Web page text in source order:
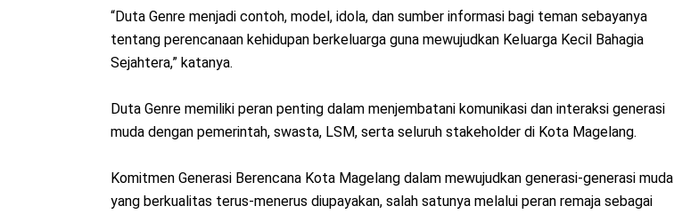
“Duta Genre menjadi contoh, model, idola, dan sumber informasi bagi teman sebayanya
tentang perencanaan kehidupan berkeluarga guna mewujudkan Keluarga Kecil Bahagia
Sejahtera,” katanya.
Duta Genre memiliki peran penting dalam menjembatani komunikasi dan interaksi generasi
muda dengan pemerintah, swasta, LSM, serta seluruh stakeholder di Kota Magelang.
Komitmen Generasi Berencana Kota Magelang dalam mewujudkan generasi-generasi muda
yang berkualitas terus-menerus diupayakan, salah satunya melalui peran remaja sebagai